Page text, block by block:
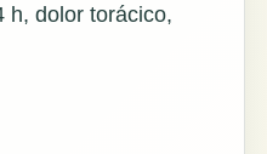
h, dolor torácico,